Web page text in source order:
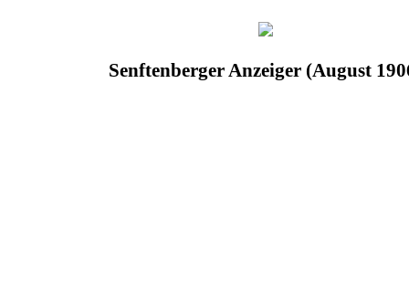
Senftenberger Anzeiger (August